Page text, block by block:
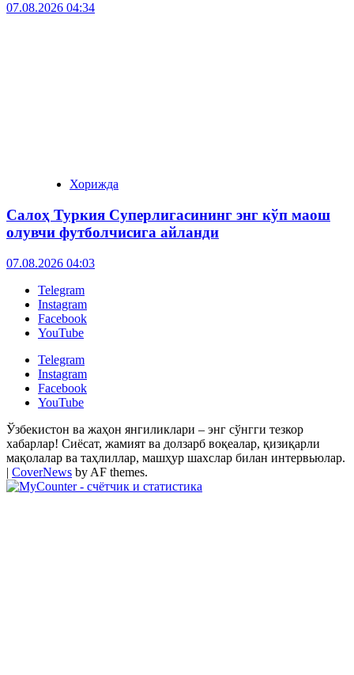
07.08.2026 04:34
Хорижда
Салоҳ Туркия Суперлигасининг энг кўп маош
олувчи футболчисига айланди
07.08.2026 04:03
Telegram
Instagram
Facebook
YouTube
Telegram
Instagram
Facebook
YouTube
Ўзбекистон ва жаҳон янгиликлари – энг сўнгги тезкор
хабарлар! Сиёсат, жамият ва долзарб воқеалар, қизиқарли
мақолалар ва таҳлиллар, машҳур шахслар билан интервьюлар.
| CoverNews by AF themes.